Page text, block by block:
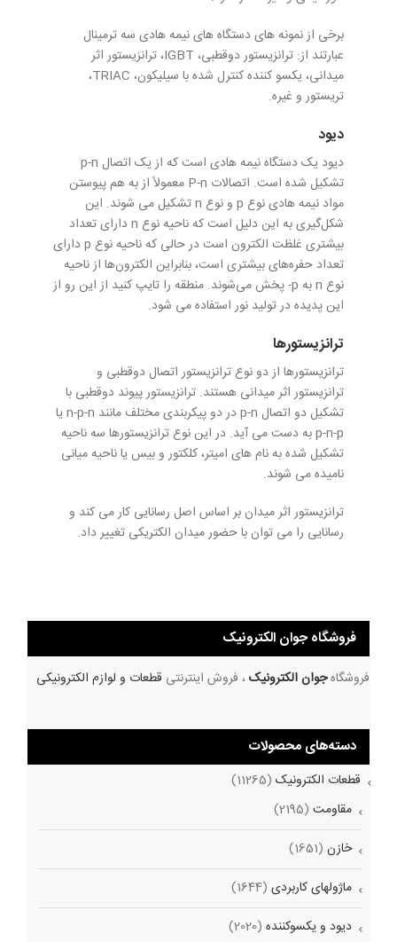
برخی از نمونه های دستگاه های نیمه هادی سه ترمینال
عبارتند از: ترانزیستور دوقطبی، IGBT، ترانزیستور اثر
میدانی، یکسو کننده کنترل شده با سیلیکون، TRIAC،
تریستور و غیره.
دیود
دیود یک دستگاه نیمه هادی است که از یک اتصال p-n
تشکیل شده است. اتصالات P-n معمولاً از به هم پیوستن
مواد نیمه هادی نوع p و نوع n تشکیل می شوند. این
شکل‌گیری به این دلیل است که ناحیه نوع n دارای تعداد
بیشتری غلظت الکترون است در حالی که ناحیه نوع p دارای
تعداد حفره‌های بیشتری است، بنابراین الکترون‌ها از ناحیه
نوع n به p- پخش می‌شوند. منطقه را تایپ کنید از این رو از
این پدیده در تولید نور استفاده می شود.
ترانزیستورها
ترانزیستورها از دو نوع ترانزیستور اتصال دوقطبی و
ترانزیستور اثر میدانی هستند. ترانزیستور پیوند دوقطبی با
تشکیل دو اتصال p-n در دو پیکربندی مختلف مانند n-p-n یا
p-n-p به دست می آید. در این نوع ترانزیستورها سه ناحیه
تشکیل شده به نام های امیتر، کلکتور و بیس یا ناحیه میانی
نامیده می شوند.
ترانزیستور اثر میدان بر اساس اصل رسانایی کار می کند و
رسانایی را می توان با حضور میدان الکتریکی تغییر داد.
فروشگاه جوان الکترونیک
فروشگاهجوان الکترونیک ، فروش اینترنتی قطعات و لوازم الکترونیکی
دسته‌های محصولات
قطعات الکترونیک (11265)
مقاومت (2195)
خازن (1651)
ماژولهای کاربردی (1644)
دیود و یکسوکننده (2020)